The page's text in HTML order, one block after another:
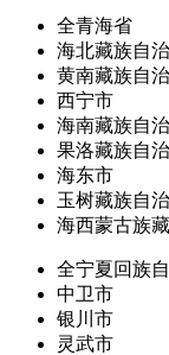
全青海省
海北藏族自
黄南藏族自
西宁市
海南藏族自
果洛藏族自
海东市
玉树藏族自
海西蒙古族
全宁夏回族
中卫市
银川市
灵武市